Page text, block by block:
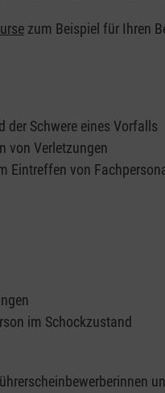
zum Beispiel für Ihren
Schwere eines Vorfalls
von Verletzungen
Eintreffen von
im Schockzustand